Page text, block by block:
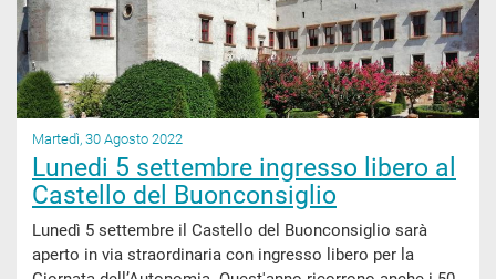
Martedì, 30 Agosto 2022
Lunedi 5 settembre ingresso libero al
Castello del Buonconsiglio
Lunedì 5 settembre il Castello del Buonconsiglio sarà
aperto in via straordinaria con ingresso libero per la